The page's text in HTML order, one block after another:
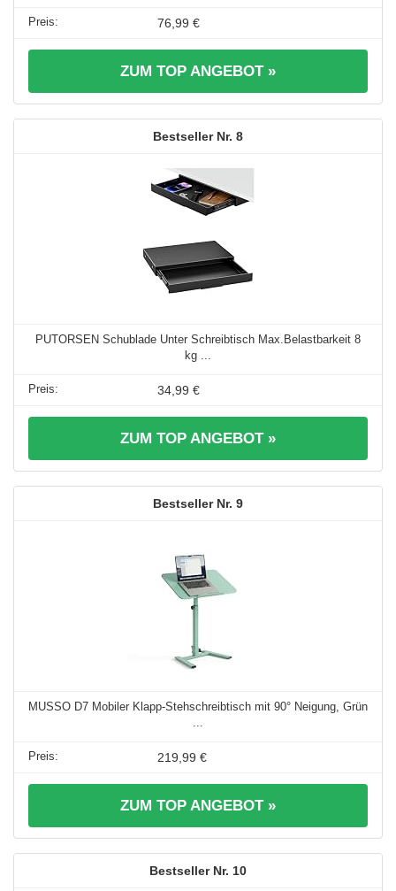
76,99 €
ZUM TOP ANGEBOT »
8
PUTORSEN Schublade Unter Schreibtisch Max.Belastbarkeit 8
kg ...
34,99 €
ZUM TOP ANGEBOT »
9
MUSSO D7 Mobiler Klapp-Stehschreibtisch mit 90° Neigung, Grün
219,99 €
ZUM TOP ANGEBOT »
10